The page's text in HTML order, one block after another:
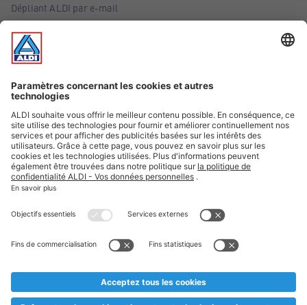
Dépliant ALDI par e-mail
Offres
Infos essentielles
Suivez ALDI Belgique
Textes marqués d'un astérisque et mentions légales
* Nous vendons ces articles temporairement et jusqu'à
au cas où, malgré le planning bien étudié, nous serions
prématurément en rupture de stock. Prix Recupel et TVA incl.
** Sur ce site, l’utilisation de la forme masculine a été adoptée